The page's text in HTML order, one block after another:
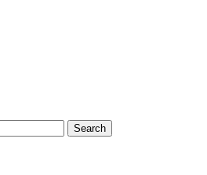
Search